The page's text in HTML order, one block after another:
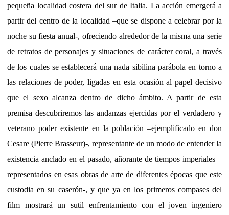
pequeña localidad costera del sur de Italia. La acción emergerá a
partir del centro de la localidad –que se dispone a celebrar por la
noche su fiesta anual-, ofreciendo alrededor de la misma una serie
de retratos de personajes y situaciones de carácter coral, a través
de los cuales se establecerá una nada sibilina parábola en torno a
las relaciones de poder, ligadas en esta ocasión al papel decisivo
que el sexo alcanza dentro de dicho ámbito. A partir de esta
premisa descubriremos las andanzas ejercidas por el verdadero y
veterano poder existente en la población –ejemplificado en don
Cesare (Pierre Brasseur)-, representante de un modo de entender la
existencia anclado en el pasado, añorante de tiempos imperiales –
representados en esas obras de arte de diferentes épocas que este
custodia en su caserón-, y que ya en los primeros compases del
film mostrará un sutil enfrentamiento con el joven ingeniero